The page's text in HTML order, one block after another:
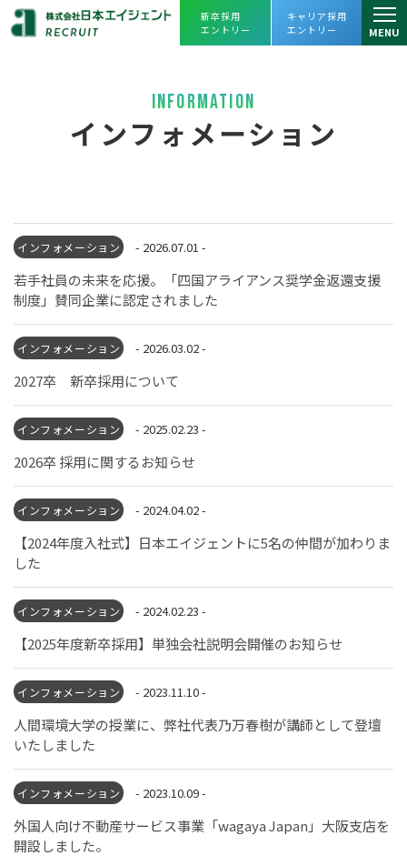
リーシング課
プロパティマネジメント課
えひめレスQセンター
FC事業本部
経営企画部
国際事業部
企業理念・会社概要
ヒストリー
オフィスツアー
代表メッセージ
採用情報
採用情報トップ
募集要項
JOIN OUR TEAM
日本エイジェントの未来を一緒に創ってく
れる仲間を求めています。
みなさんからのご応募お待ちしておりま
す。
キャリア採用エントリー
新卒採用
エントリー
キャリア採用
エントリー
MENU
INFORMATION
インフォメーション
インフォメーション - 2026.07.01 -
若手社員の未来を応援。「四国アライアンス奨学金返還支援
制度」賛同企業に認定されました
インフォメーション - 2026.03.02 -
2027卒 新卒採用について
インフォメーション - 2025.02.23 -
2026卒 採用に関するお知らせ
インフォメーション - 2024.04.02 -
【2024年度入社式】日本エイジェントに5名の仲間が加わりま
した
インフォメーション - 2024.02.23 -
【2025年度新卒採用】単独会社説明会開催のお知らせ
インフォメーション - 2023.11.10 -
人間環境大学の授業に、弊社代表乃万春樹が講師として登壇
いたしました
インフォメーション - 2023.10.09 -
外国人向け不動産サービス事業「wagaya Japan」大阪支店を
開設しました。